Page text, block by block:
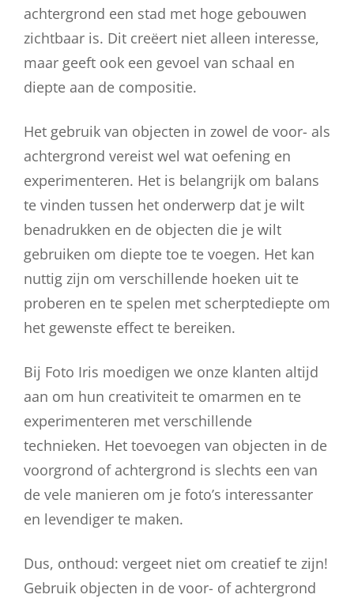
achtergrond een stad met hoge gebouwen
zichtbaar is. Dit creëert niet alleen interesse,
maar geeft ook een gevoel van schaal en
diepte aan de compositie.
Het gebruik van objecten in zowel de voor- als
achtergrond vereist wel wat oefening en
experimenteren. Het is belangrijk om balans
te vinden tussen het onderwerp dat je wilt
benadrukken en de objecten die je wilt
gebruiken om diepte toe te voegen. Het kan
nuttig zijn om verschillende hoeken uit te
proberen en te spelen met scherptediepte om
het gewenste effect te bereiken.
Bij Foto Iris moedigen we onze klanten altijd
aan om hun creativiteit te omarmen en te
experimenteren met verschillende
technieken. Het toevoegen van objecten in de
voorgrond of achtergrond is slechts een van
de vele manieren om je foto’s interessanter
en levendiger te maken.
Dus, onthoud: vergeet niet om creatief te zijn!
Gebruik objecten in de voor- of achtergrond